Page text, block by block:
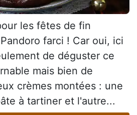
les fêtes de fin
farci ! Car oui, ici
de déguster ce
mais bien de
crèmes montées : une
à tartiner et l'autre...